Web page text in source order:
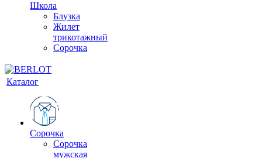
Школа
Блузка
Жилет
трикотажный
Сорочка
Каталог
Сорочка
Сорочка
мужская